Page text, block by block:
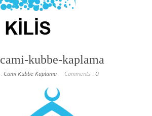
kubbe-kaplama
Cami Kubbe Kaplama Comments : 0